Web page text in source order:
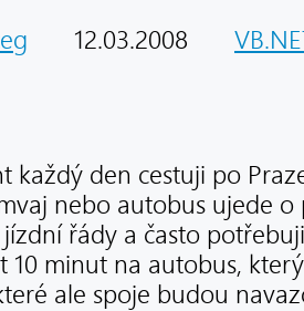
12.03.2008
každý den cestuji po
nebo autobus ujede o
řády a často
10 minut na autobus,
ale spoje budou